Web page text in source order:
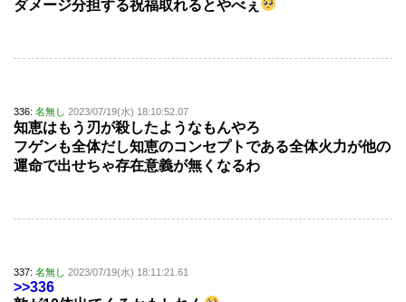
ダメージ分担する祝福取れるとやべぇ
336: 名無し 2023/07/19(水) 18:10:52.07
知恵はもう刃が殺したようなもんやろ
フゲンも全体だし知恵のコンセプトである全体火力が他の
運命で出せちゃ存在意義が無くなるわ
337: 名無し 2023/07/19(水) 18:11:21.61
>>336